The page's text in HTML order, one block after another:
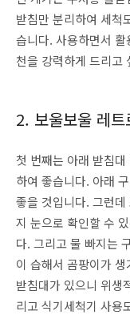
받침만 분리하여 세척
습니다. 사용하면서
천을 강력하게 드리고
2. 보울보울 레
첫 번째는 아래 받침
하여 좋습니다. 아래
좋을 것입니다. 그런
지 눈으로 확인할 수
다. 그리고 물 빠지는
이 습해서 곰팡이가
받침대가 있으니 위생
리고 식기세척기 사용